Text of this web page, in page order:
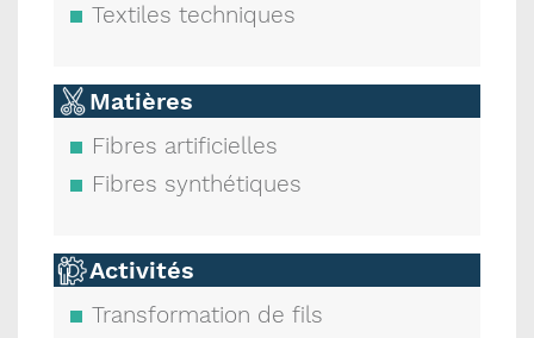
Textiles techniques
Matières
Fibres artificielles
Fibres synthétiques
Activités
Transformation de fils